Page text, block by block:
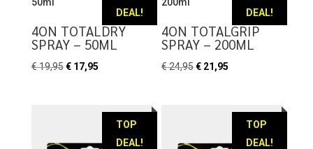
DEAL!
4ON TOTALDRY
SPRAY – 50ML
€19,95 Oorspronkelijke
€17,95Huidige
€ 17,95.
DEAL!
4ON TOTALGRIP
SPRAY – 200ML
€24,95Oorspronkelijke
€ 21,95
€ 21,95.
TOP
DEAL!
TOP
DEAL!